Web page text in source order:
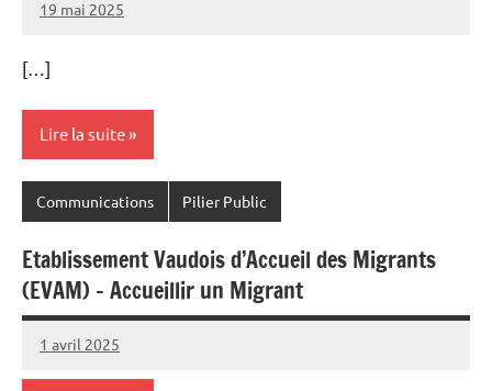
19 mai 2025
Commune
[…]
Lire la suite
Communications Pilier Public
Etablissement Vaudois d’Accueil des Migrants
(EVAM) – Accueillir un Migrant
1 avril 2025
Commune